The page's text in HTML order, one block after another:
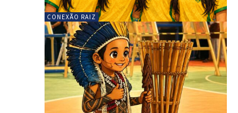
CONEXÃO RAIZ